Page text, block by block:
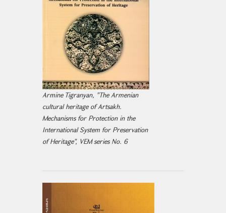
Armine Tigranyan, "The Armenian
cultural heritage of Artsakh.
Mechanisms for Protection in the
International System for Preservation
of Heritage", VEM series No. 6